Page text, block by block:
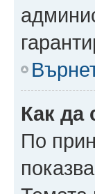
Как да
По